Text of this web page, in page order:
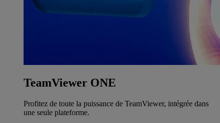
TeamViewer ONE
Profitez de toute la puissance de TeamViewer, intégrée dans
une seule plateforme.